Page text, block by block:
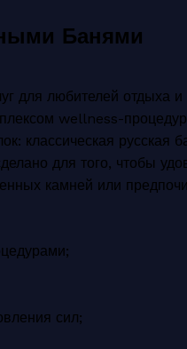
Банями
для любителей отдыха
wellness-
классическая русская
для того, чтобы
камней или
сил;